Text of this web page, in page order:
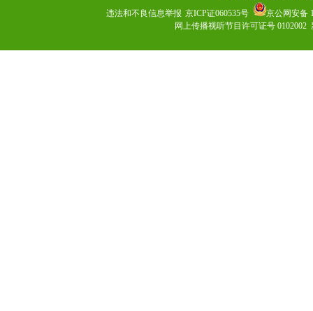
违法和不良信息举报 京ICP证060535号
京公网安备
网上传播视听节目许可证号 0102002